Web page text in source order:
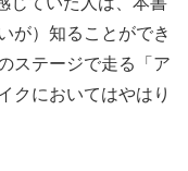
が）知ることができ
ステージで走る「ア
クにおいてはやはり